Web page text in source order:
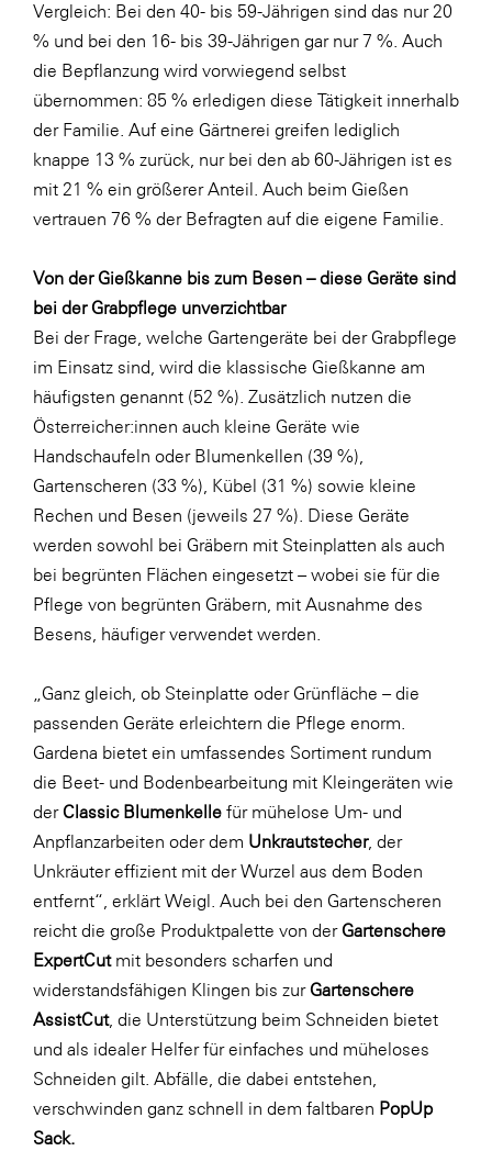
VALETTA
Verband Druck Medien Österreich
Wirtschaftskammer Salzburg
WKS Fachgruppe Fahrzeughandel und
Fahrzeugtechnik
WKS Fachgruppe Finanzdienstleister
Zühlke
Media
Vergleich: Bei den 40- bis 59-Jährigen sind das nur 20
% und bei den 16- bis 39-Jährigen gar nur 7 %. Auch
die Bepflanzung wird vorwiegend selbst
übernommen: 85 % erledigen diese Tätigkeit innerhalb
der Familie. Auf eine Gärtnerei greifen lediglich
knappe 13 % zurück, nur bei den ab 60-Jährigen ist es
mit 21 % ein größerer Anteil. Auch beim Gießen
vertrauen 76 % der Befragten auf die eigene Familie.
Von der Gießkanne bis zum Besen – diese Geräte sind
bei der Grabpflege unverzichtbar
Bei der Frage, welche Gartengeräte bei der Grabpflege
im Einsatz sind, wird die klassische Gießkanne am
häufigsten genannt (52 %). Zusätzlich nutzen die
Österreicher:innen auch kleine Geräte wie
Handschaufeln oder Blumenkellen (39 %),
Gartenscheren (33 %), Kübel (31 %) sowie kleine
Rechen und Besen (jeweils 27 %). Diese Geräte
werden sowohl bei Gräbern mit Steinplatten als auch
bei begrünten Flächen eingesetzt – wobei sie für die
Pflege von begrünten Gräbern, mit Ausnahme des
Besens, häufiger verwendet werden.
„Ganz gleich, ob Steinplatte oder Grünfläche – die
passenden Geräte erleichtern die Pflege enorm.
Gardena bietet ein umfassendes Sortiment rundum
die Beet- und Bodenbearbeitung mit Kleingeräten wie
derClassic Blumenkelle für mühelose Um- und
Anpflanzarbeiten oder dem Unkrautstecher, der
Unkräuter effizient mit der Wurzel aus dem Boden
entfernt“, erklärt Weigl. Auch bei den Gartenscheren
reicht die große Produktpalette von derGartenschere
ExpertCutmit besonders scharfen und
widerstandsfähigen Klingen bis zurGartenschere
AssistCut, die Unterstützung beim Schneiden bietet
und als idealer Helfer für einfaches und müheloses
Schneiden gilt. Abfälle, die dabei entstehen,
verschwinden ganz schnell in dem faltbaren PopUp
Sack.